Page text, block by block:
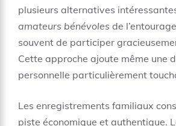
plusieurs alternatives
amateurs bénévoles de
souvent de participer
Cette approche ajoute même une
personnelle particulièrement
Les enregistrements familiaux
piste économique et authentique.